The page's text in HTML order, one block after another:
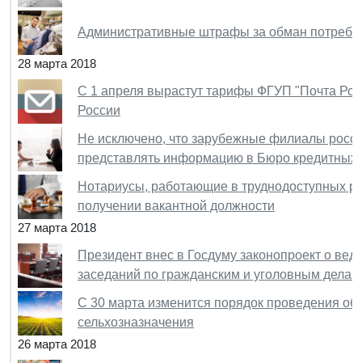
Административные штрафы за обман
28 марта 2018
С 1 апреля вырастут тарифы ФГУП "Почта
России
Не исключено, что зарубежные филиалы
представлять информацию в Бюро кредитных
Нотариусы, работающие в труднодоступных
получении вакантной должности
27 марта 2018
Президент внес в Госдуму законопроект о
заседаний по гражданским и уголовным делам
С 30 марта изменится порядок проведения
сельхозназначения
26 марта 2018